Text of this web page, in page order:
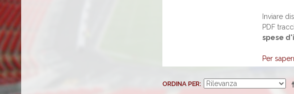
Inviare
PDF
spese
Per
ORDINA PER